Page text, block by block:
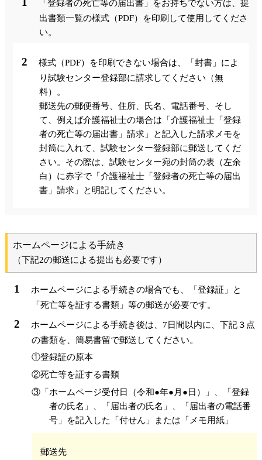
「登録者の死亡等の届出書」をお持ちでない方は、提
出書類一覧の様式（PDF）を印刷して使用してくださ
い。
様式（PDF）を印刷できない場合は、「封書」によ
り試験センター登録部に請求してください（無
料）。
郵送先の郵便番号、住所、氏名、電話番号、そし
て、例えば介護福祉士の場合は「介護福祉士「登録
者の死亡等の届出書」請求」と記入した請求メモを
封筒に入れて、試験センター登録部に郵送してくだ
さい。その際は、試験センター宛の封筒の表（左余
白）に赤字で「介護福祉士「登録者の死亡等の届出
書」請求」と明記してください。
ホームページによる手続き
（下記2の郵送による提出も必要です）
ホームページによる手続きの場合でも、「登録証」と
「死亡等を証する書類」等の郵送が必要です。
ホームページによる手続き後は、7日間以内に、下記３点
の書類を、簡易書留で郵送してください。
①登録証の原本
②死亡等を証する書類
③「ホームページ受付日（令和●年●月●日）」、「登録
者の氏名」、「届出者の氏名」、「届出者の電話番
号」を記入した「付せん」または「メモ用紙」
郵送先